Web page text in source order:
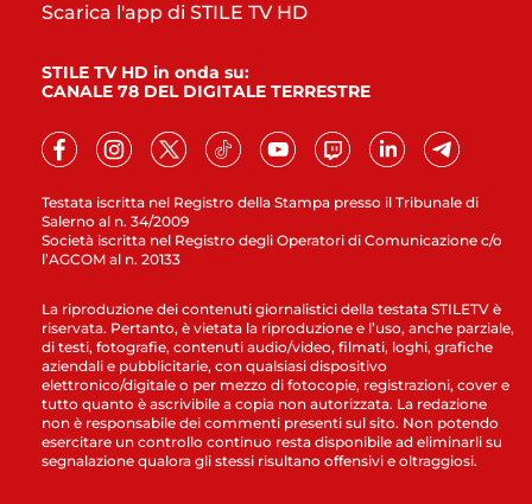
Testata iscritta nel Registro della Stampa presso il Tribunale di
Salerno al n. 34/2009
Società iscritta nel Registro degli Operatori di Comunicazione c/o
l’AGCOM al n. 20133
Scarica l'app di STILE TV HD
STILE TV HD in onda su:
CANALE 78 DEL DIGITALE TERRESTRE
La riproduzione dei contenuti giornalistici della testata STILETV è
riservata. Pertanto, è vietata la riproduzione e l’uso, anche parziale,
di testi, fotografie, contenuti audio/video, filmati, loghi, grafiche
aziendali e pubblicitarie, con qualsiasi dispositivo
elettronico/digitale o per mezzo di fotocopie, registrazioni, cover e
tutto quanto è ascrivibile a copia non autorizzata. La redazione
non è responsabile dei commenti presenti sul sito. Non potendo
esercitare un controllo continuo resta disponibile ad eliminarli su
segnalazione qualora gli stessi risultano offensivi e oltraggiosi.